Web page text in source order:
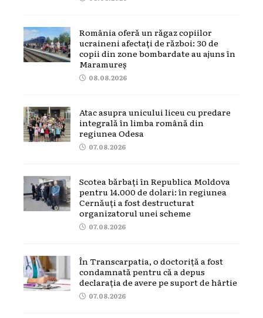
România oferă un răgaz copiilor
ucraineni afectați de război: 30 de
copii din zone bombardate au ajuns în
Maramureș
08.08.2026
Atac asupra unicului liceu cu predare
integrală în limba română din
regiunea Odesa
07.08.2026
Scotea bărbați în Republica Moldova
pentru 14.000 de dolari: în regiunea
Cernăuți a fost destructurat
organizatorul unei scheme
07.08.2026
În Transcarpatia, o doctoriță a fost
condamnată pentru că a depus
declarația de avere pe suport de hârtie
07.08.2026